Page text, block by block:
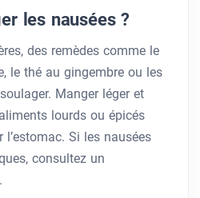
les nausées ?
des remèdes comme le
le thé au gingembre ou les
Manger léger et
lourds ou épicés
Si les nausées
consultez un